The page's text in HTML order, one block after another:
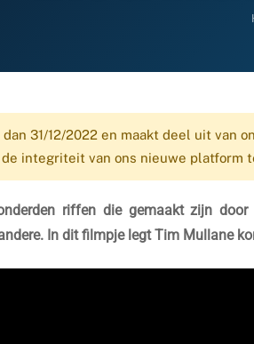
31/12/2022 en maakt deel uit van
integriteit van ons nieuwe platform
riffen die gemaakt zijn
In dit filmpje legt Tim Mullane